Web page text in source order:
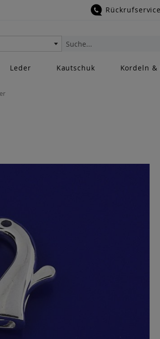
Rückrufservice
Suche
Leder Kautschuk Kordeln &